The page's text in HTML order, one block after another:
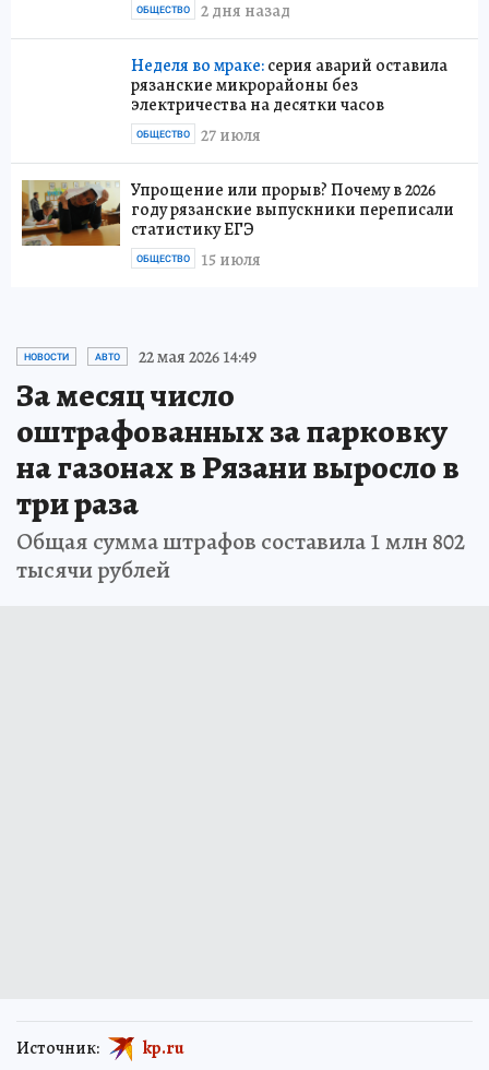
2 дня назад
ОБЩЕСТВО
Неделя во мраке:серия аварий оставила
рязанские микрорайоны без
электричества на десятки часов
27 июля
ОБЩЕСТВО
Упрощение или прорыв? Почему в 2026
году рязанские выпускники переписали
статистику ЕГЭ
15 июля
ОБЩЕСТВО
НОВОСТИ АВТО 22 мая 2026 14:49
За месяц число
оштрафованных за парковку
на газонах в Рязани выросло в
три раза
Общая сумма штрафов составила 1 млн 802
тысячи рублей
Источник: kp.ru